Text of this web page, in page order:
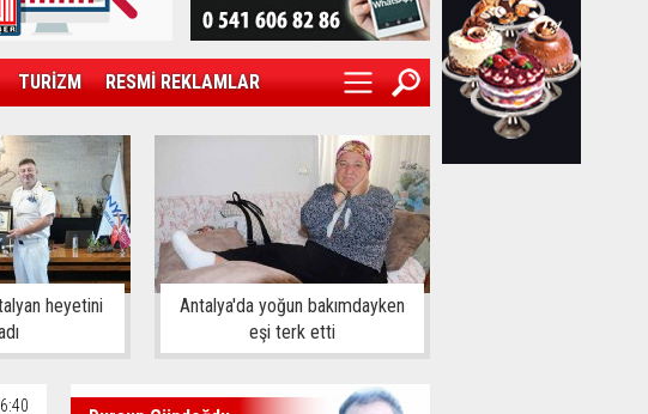
TURİZM RESMİ REKLAMLAR
heyetini
Antalya'da yoğun bakımdayken
eşi terk etti